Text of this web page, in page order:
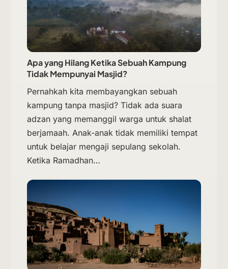
Apa yang Hilang Ketika Sebuah Kampung
Tidak Mempunyai Masjid?
Pernahkah kita membayangkan sebuah
kampung tanpa masjid? Tidak ada suara
adzan yang memanggil warga untuk shalat
berjamaah. Anak-anak tidak memiliki tempat
untuk belajar mengaji sepulang sekolah.
Ketika Ramadhan…